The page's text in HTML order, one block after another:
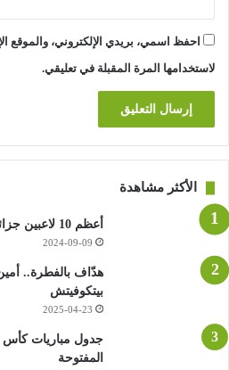
احفظ اسمي، بريدي الإلكتروني، والموقع
لاستخدامها المرة المقبلة في تعليقي.
الأكثر مشاهدة
أعظم 10 لاعبين جزائريين في تاريخ كرة القدم
2024-09-09
هدّاف بالفطرة..
بيتكوفيتش
2025-04-23
المفتوحة